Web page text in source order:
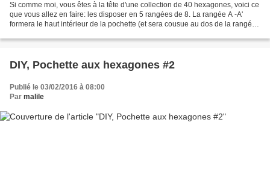
Si comme moi, vous êtes à la tête d'une collection de 40 hexagones, voici ce
que vous allez en faire: les disposer en 5 rangées de 8. La rangée A -A'
formera le haut intérieur de la pochette (et sera cousue au dos de la rangée
DIY, Pochette aux hexagones #2
Publié le 03/02/2016 à 08:00
Par malile